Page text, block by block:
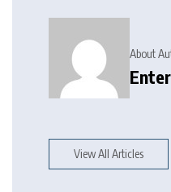
About
View All Articles